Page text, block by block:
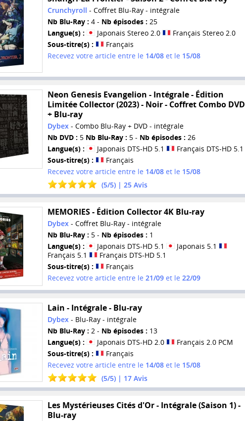
Crunchyroll - Coffret Blu-Ray - intégrale
Nb Blu-Ray : 4 - Nb épisodes : 25
Langue(s) :
Japonais Stereo 2.0
Français Stereo 2.0
Sous-titre(s) :
Français
Recevez votre article entre le 14/08et le 15/08
Neon Genesis Evangelion - Intégrale - Édition
Limitée Collector (2023) - Noir - Coffret Combo DVD
+ Blu-ray
Dybex- Combo Blu-Ray + DVD - intégrale
Nb DVD : 5 Nb Blu-Ray : 5 - Nb épisodes : 26
Langue(s) :
Japonais DTS-HD 5.1
Français DTS-HD 5.1
Sous-titre(s) :
Français
Recevez votre article entre le 14/08et le 15/08
(5/5) | 25Avis
MEMORIES - Édition Collector 4K Blu-ray
Dybex- Coffret Blu-Ray - intégrale
Nb Blu-Ray : 5 - Nb épisodes : 1
Langue(s) :
Japonais DTS-HD 5.1
Japonais 5.1
Français 5.1
Français DTS-HD 5.1
Sous-titre(s) :
Français
Recevez votre article entre le 21/09et le 22/09
Lain - Intégrale - Blu-ray
Dybex- Blu-Ray - intégrale
Nb Blu-Ray : 2 - Nb épisodes : 13
Langue(s) :
Japonais DTS-HD 2.0
Français 2.0 PCM
Sous-titre(s) :
Français
Recevez votre article entre le 14/08et le 15/08
(5/5) | 17Avis
Les Mystérieuses Cités d'Or - Intégrale (Saison 1) -
Blu-ray